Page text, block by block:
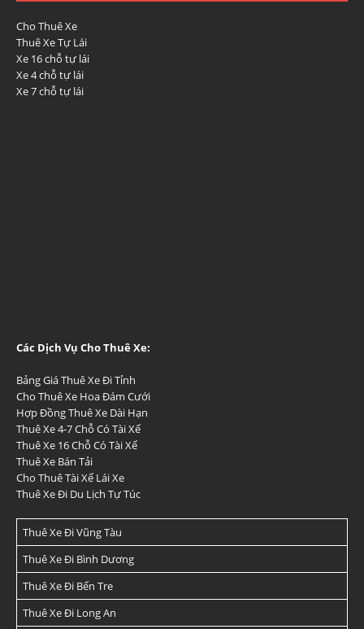
Cho Thuê Xe
Thuê Xe Tự Lái
Xe 16 chỗ tự lái
Xe 4 chỗ tự lái
Xe 7 chỗ tự lái
Các Dịch Vụ Cho Thuê Xe:
Bảng Giá Thuê Xe Đi Tỉnh
Cho Thuê Xe Hoa Đám Cưới
Hợp Đồng Thuê Xe Dài Hạn
Thuê Xe 4-7 Chỗ Có Tài Xế
Thuê Xe 16 Chỗ Có Tài Xế
Thuê Xe Bán Tải
Cho Thuê Tài Xế Lái Xe
Thuê Xe Đi Du Lịch Tự Túc
Thuê Xe Đi Vũng Tàu
Thuê Xe Đi Bình Dương
Thuê Xe Đi Bến Tre
Thuê Xe Đi Long An